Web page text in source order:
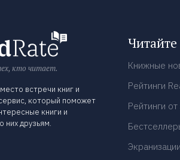
кто читает.
встречи книг и
который поможет
книги и
них друзьям.
Читайте
Книжные
Рейтинги
Рейтинги
Экранизации